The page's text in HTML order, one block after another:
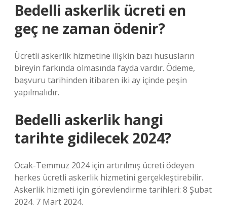
Bedelli askerlik ücreti en
geç ne zaman ödenir?
Ücretli askerlik hizmetine ilişkin bazı hususların
bireyin farkında olmasında fayda vardır. Ödeme,
başvuru tarihinden itibaren iki ay içinde peşin
yapılmalıdır.
Bedelli askerlik hangi
tarihte gidilecek 2024?
Ocak-Temmuz 2024 için artırılmış ücreti ödeyen
herkes ücretli askerlik hizmetini gerçekleştirebilir.
Askerlik hizmeti için görevlendirme tarihleri: 8 Şubat
2024. 7 Mart 2024.